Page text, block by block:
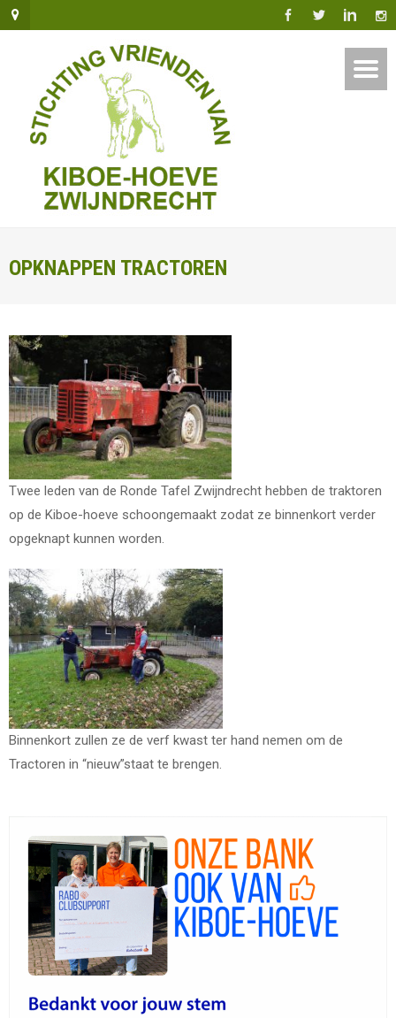
OPKNAPPEN TRACTOREN
Twee leden van de Ronde Tafel Zwijndrecht hebben de traktoren
op de Kiboe-hoeve schoongemaakt zodat ze binnenkort verder
opgeknapt kunnen worden.
Binnenkort zullen ze de verf kwast ter hand nemen om de
Tractoren in “nieuw”staat te brengen.